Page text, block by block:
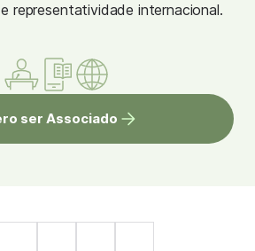
representatividade internacional.
ser Associado